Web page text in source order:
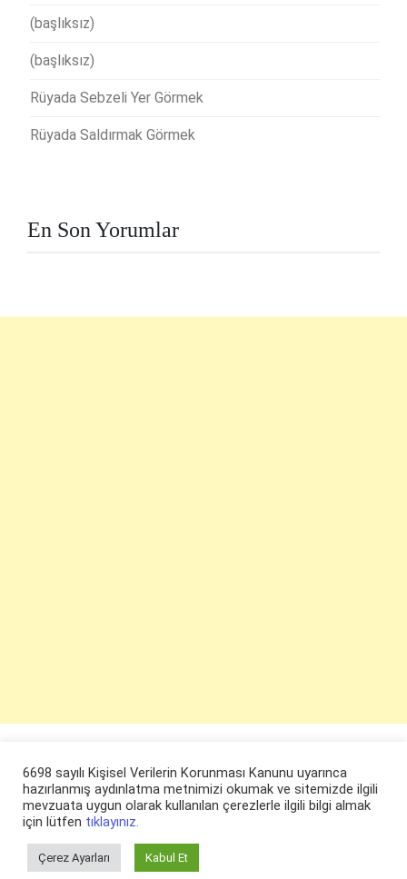
(başlıksız)
(başlıksız)
Rüyada Sebzeli Yer Görmek
Rüyada Saldırmak Görmek
En Son Yorumlar
© ruyaevi.com 2022
6698 sayılı Kişisel Verilerin Korunması Kanunu uyarınca
hazırlanmış aydınlatma metnimizi okumak ve sitemizde ilgili
mevzuata uygun olarak kullanılan çerezlerle ilgili bilgi almak
için lütfen tıklayınız.
Çerez Ayarları Kabul Et